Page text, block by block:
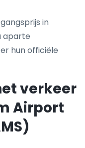
in
aparte
hun officiële
verkeer
Airport